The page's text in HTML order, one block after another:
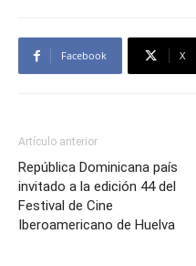
Facebook X
Artículo anterior
República Dominicana país
invitado a la edición 44 del
Festival de Cine
Iberoamericano de Huelva